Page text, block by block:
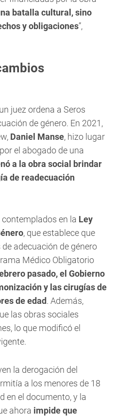
batalla cultural, sino
y obligaciones”,
juez ordena a Seros
de género. En 2021,
Daniel Manse, hizo lugar
el abogado de una
a la obra social brindar
de readecuación
en la Ley
, que establece que
adecuación de género
Médico Obligatorio
pasado, el Gobierno
y las cirugías de
de edad. Además,
las obras sociales
lo que modificó el
la derogación del
a los menores de 18
en el documento, y la
ahora impide que